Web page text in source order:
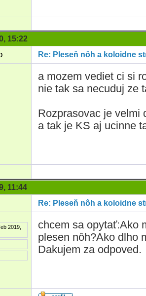
15:22
Re: Pleseň nôh a koloidne
a mozem vediet ci si
nie tak sa necuduj ze
Rozprasovac je velmi
a tak je KS aj ucinne
11:44
Re: Pleseň nôh a koloidne
2019,
chcem sa opytať:Ako
plesen nôh?Ako dlho
Dakujem za odpoved.